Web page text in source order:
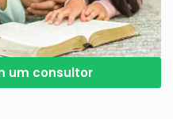
um consultor